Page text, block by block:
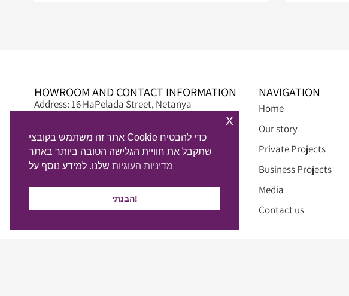
HOWROOM AND CONTACT INFORMATION
Address: 16 HaPelada Street, Netanya
Fridays and holiday eves: 12:00 – 08:00
Phone: 09-8845497
Email: info@alphadream.co.il
NAVIGATION
Home
Our story
Private Projects
Business Projects
Media
Contact us
אתר זה משתמש בקובצי Cookie כדי להבטיח
שתקבל את חוויית הגלישה הטובה ביותר באתר
מדיניות העוגיות
הבנתי!
x